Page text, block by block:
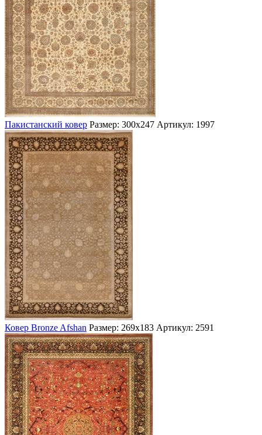
Пакистанский ковер Размер: 300х247 Артикул: 1997
Ковер Bronze Afshan Размер: 269х183 Артикул: 2591